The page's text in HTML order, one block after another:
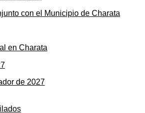
con el Municipio de Charata
en Charata
de 2027